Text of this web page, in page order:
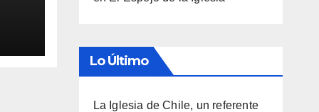
Lo Último
La Iglesia de Chile, un referente